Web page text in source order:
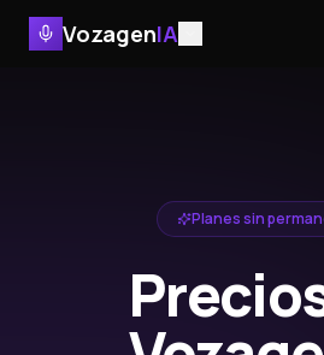
VozagenIA
Planes sin